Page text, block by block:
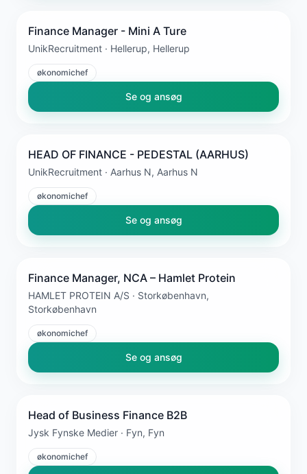
Finance Manager - Mini A Ture
UnikRecruitment · Hellerup, Hellerup
økonomichef
Se og ansøg
HEAD OF FINANCE - PEDESTAL (AARHUS)
UnikRecruitment · Aarhus N, Aarhus N
økonomichef
Se og ansøg
Finance Manager, NCA – Hamlet Protein
HAMLET PROTEIN A/S · Storkøbenhavn,
Storkøbenhavn
økonomichef
Se og ansøg
Head of Business Finance B2B
Jysk Fynske Medier · Fyn, Fyn
økonomichef